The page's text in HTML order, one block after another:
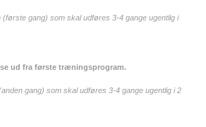
gang) som skal udføres 3-4 gange ugentlig i
ud fra første træningsprogram.
gang) som skal udføres 3-4 gange ugentlig i 2